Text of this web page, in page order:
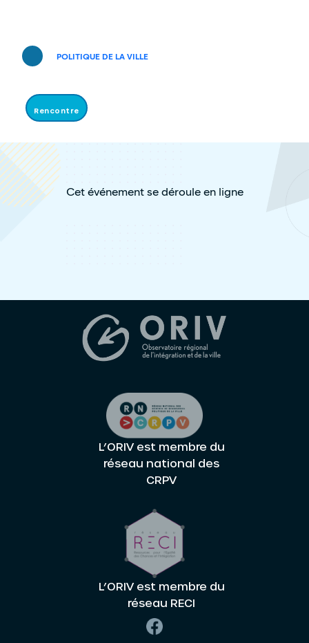
POLITIQUE DE LA VILLE
Rencontre
Cet événement se déroule en ligne
L’ORIV est membre du
réseau national des
CRPV
L’ORIV est membre du
réseau RECI